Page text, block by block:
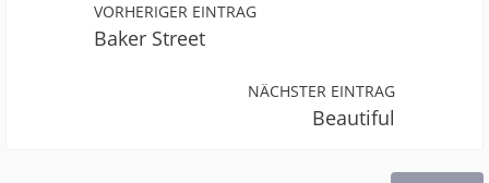
VORHERIGER EINTRAG
Baker Street
NÄCHSTER EINTRAG
Beautiful